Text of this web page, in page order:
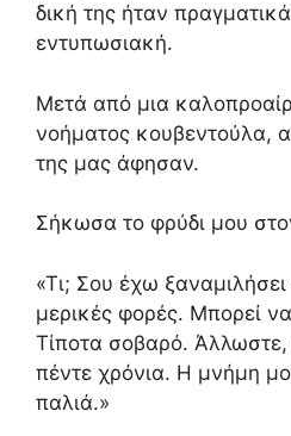
δική της ήταν
εντυπωσιακή.
Μετά από μια
νοήματος κουβεντούλα,
της μας άφησαν.
Σήκωσα το φρύδι μου
«Τι; Σου έχω
μερικές φορές. Μπορεί
Τίποτα σοβαρό.
πέντε χρόνια. Η μνήμη
παλιά.»